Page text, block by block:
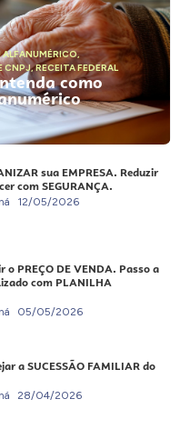
,
CNPJ,RECEITA FEDERAL
como
sua EMPRESA. Reduzir
com SEGURANÇA.
12/05/2026
o PREÇO DE VENDA. Passo a
com PLANILHA
05/05/2026
a SUCESSÃO FAMILIAR do
28/04/2026